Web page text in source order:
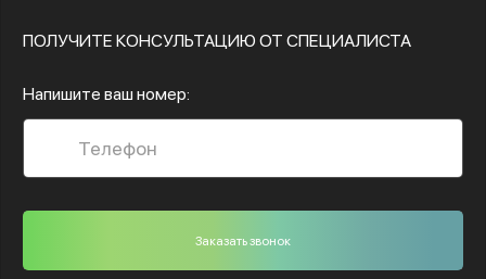
ПОЛУЧИТЕ КОНСУЛЬТАЦИЮ ОТ СПЕЦИАЛИСТА
Напишите ваш номер: